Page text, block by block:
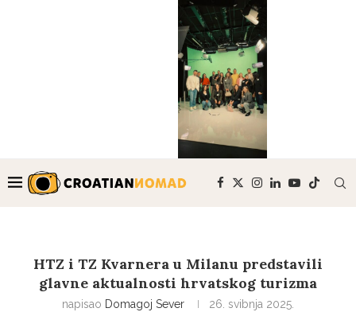
HTZ i TZ Kvarnera u Milanu predstavili
glavne aktualnosti hrvatskog turizma
napisao Domagoj Sever 26. svibnja 2025.